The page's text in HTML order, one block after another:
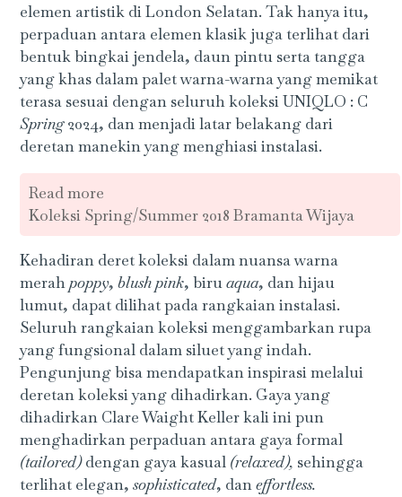
elemen artistik di London Selatan. Tak hanya itu,
perpaduan antara elemen klasik juga terlihat dari
bentuk bingkai jendela, daun pintu serta tangga
yang khas dalam palet warna-warna yang memikat
terasa sesuai dengan seluruh koleksi UNIQLO : C
Spring2024, dan menjadi latar belakang dari
deretan manekin yang menghiasi instalasi.
Read more
Koleksi Spring/Summer 2018 Bramanta Wijaya
Kehadiran deret koleksi dalam nuansa warna
merahpoppy,blush pink, biruaqua, dan hijau
lumut, dapat dilihat pada rangkaian instalasi.
Seluruh rangkaian koleksi menggambarkan rupa
yang fungsional dalam siluet yang indah.
Pengunjung bisa mendapatkan inspirasi melalui
deretan koleksi yang dihadirkan. Gaya yang
dihadirkan Clare Waight Keller kali ini pun
menghadirkan perpaduan antara gaya formal
(tailored)dengan gaya kasual (relaxed), sehingga
terlihat elegan,sophisticated, daneffortless.